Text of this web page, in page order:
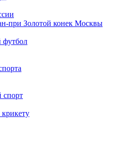
при Золотой конек Москвы
футбол
спорт